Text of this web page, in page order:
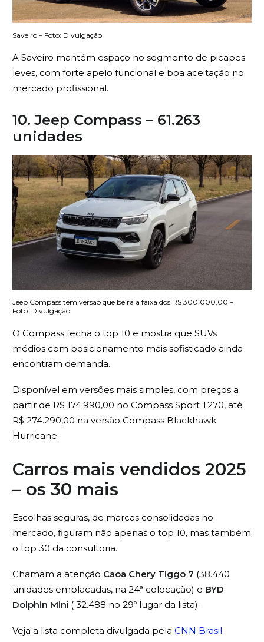
Saveiro – Foto: Divulgação
A Saveiro mantém espaço no segmento de picapes
leves, com forte apelo funcional e boa aceitação no
mercado profissional.
10. Jeep Compass – 61.263
unidades
Jeep Compass tem versão que beira a faixa dos R$ 300.000,00 –
Foto: Divulgação
O Compass fecha o top 10 e mostra que SUVs
médios com posicionamento mais sofisticado ainda
encontram demanda.
Disponível em versões mais simples, com preços a
partir de R$ 174.990,00 no Compass Sport T270, até
R$ 274.290,00 na versão Compass Blackhawk
Hurricane.
Carros mais vendidos 2025
– os 30 mais
Escolhas seguras, de marcas consolidadas no
mercado, figuram não apenas o top 10, mas também
o top 30 da consultoria.
Chamam a atenção Caoa Chery Tiggo 7 (38.440
unidades emplacadas, na 24ª colocação) e BYD
Dolphin Mini ( 32.488 no 29º lugar da lista).
Veja a lista completa divulgada pela CNN Brasil.